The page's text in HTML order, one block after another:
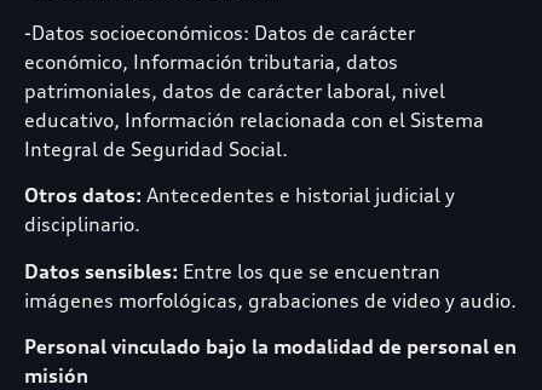
-Datos socioeconómicos: Datos de carácter
económico, Información tributaria, datos
patrimoniales, datos de carácter laboral, nivel
educativo, Información relacionada con el Sistema
Integral de Seguridad Social.
Otros datos: Antecedentes e historial judicial y
disciplinario.
Datos sensibles: Entre los que se encuentran
imágenes morfológicas, grabaciones de video y audio.
Personal vinculado bajo la modalidad de personal en
misión